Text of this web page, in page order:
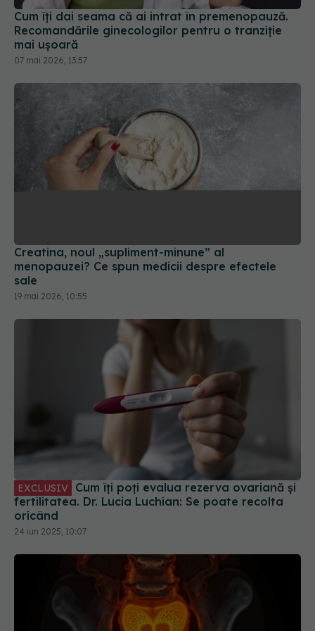
07 mai 2026, 13:57
19 mai 2026, 10:55
fertilitatea. Dr. Lucia Luchian: Se poate recolta
oricând
24 iun 2025, 10:07